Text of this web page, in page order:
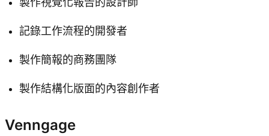
記錄工作流程的開發者
製作簡報的商務團隊
製作結構化版面的內容創作者
Venngage